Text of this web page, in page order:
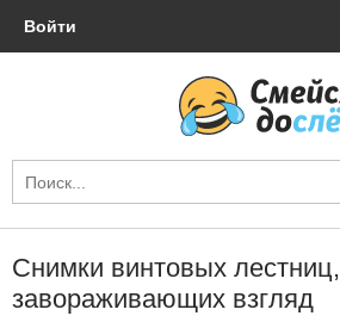
Войти
Снимки винтовых лестниц,
завораживающих взгляд